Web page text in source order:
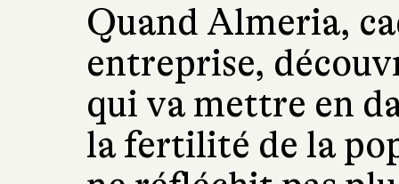
Quand Almeria,
entreprise,
qui va mettre en
la fertilité de la